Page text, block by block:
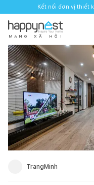
Kết nối đơn vị thiết
M Ạ N G X Ã H Ộ I
TrangMinh